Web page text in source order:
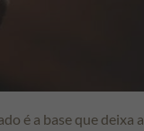
é a base que deixa